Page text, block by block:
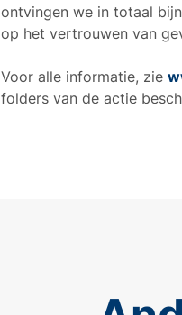
ontvingen we in totaal
op het vertrouwen van
Voor alle informatie, zie
folders van de actie